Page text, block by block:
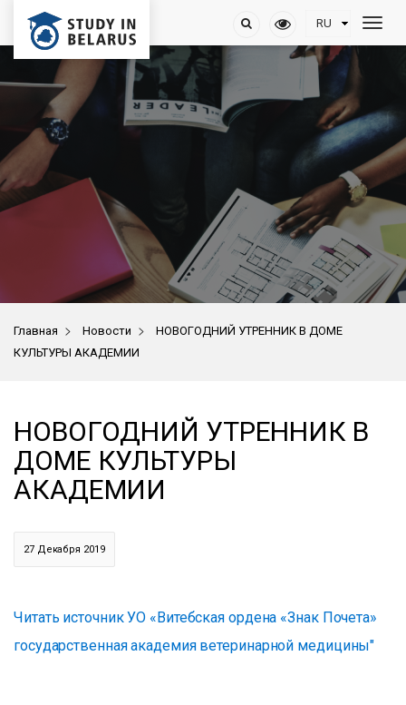
Главная > Новости >
НОВОГОДНИЙ УТРЕННИК В ДОМЕ
КУЛЬТУРЫ АКАДЕМИИ
НОВОГОДНИЙ УТРЕННИК В
ДОМЕ КУЛЬТУРЫ
АКАДЕМИИ
27 Декабря 2019
Читать источник УО «Витебская ордена «Знак Почета»
государственная академия ветеринарной медицины"